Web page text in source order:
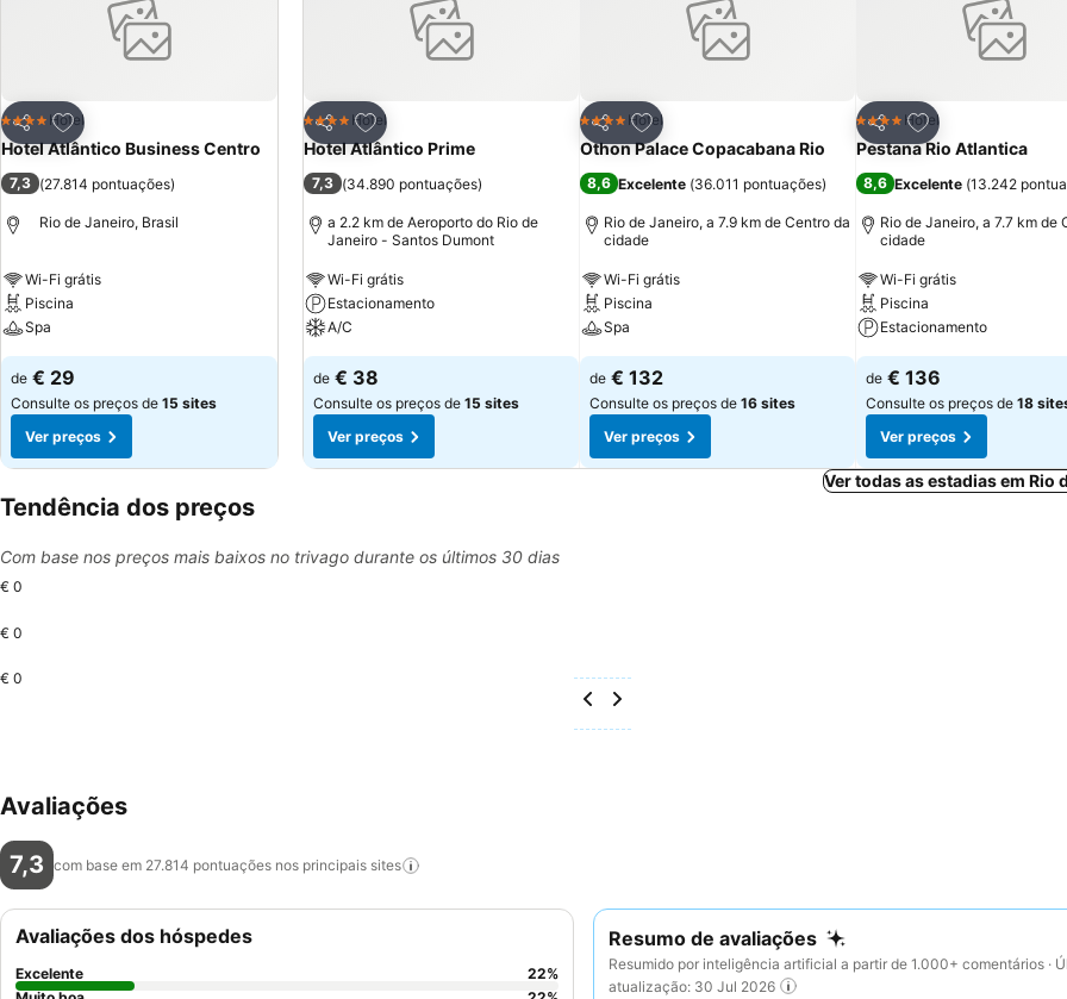
Partilhar
Adicionar aos favoritos
4 EstrelasHotel
Hotel Atlântico Business Centro
7,3 (27.814 pontuações)
Rio de Janeiro, Brasil
Wi-Fi grátis
Piscina
Spa
de € 29
Consulte os preços de 15 sites
Ver preços
Partilhar
Adicionar aos favoritos
4 EstrelasHotel
Hotel Atlântico Prime
7,3 (34.890 pontuações)
a 2.2 km de Aeroporto do Rio de
Janeiro - Santos Dumont
Wi-Fi grátis
Estacionamento
A/C
de € 38
Consulte os preços de 15 sites
Ver preços
Partilhar
Adicionar aos favoritos
4 EstrelasHotel
Othon Palace Copacabana Rio
8,6 Excelente (36.011 pontuações)
Rio de Janeiro, a 7.9 km de Centro da
cidade
Wi-Fi grátis
Piscina
Spa
de € 132
Consulte os preços de 16 sites
Ver preços
Partilhar
Adicionar aos
4 EstrelasHotel
Pestana Rio Atlantica
8,6 Excelente (13.242
Rio de Janeiro, a 7.7 km de
cidade
Wi-Fi grátis
Piscina
Estacionamento
de € 136
Consulte os preços de 18
Ver preços
Ver todas as estadias em Rio
Tendência dos preços
Com base nos preços mais baixos no trivago durante os últimos 30 dias
€ 0
€ 0
€ 0
Avaliações
7,3 com base em 27.814 pontuações nos principais sites
Resumo de avaliações
Resumido por inteligência artificial a partir de 1.000+ comentários ·
atualização: 30 Jul 2026
Avaliações dos hóspedes
Excelente 22%